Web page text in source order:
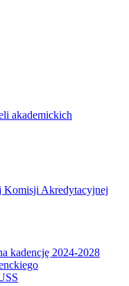
akademickich
Komisji Akredytacyjnej
kadencję 2024-2028